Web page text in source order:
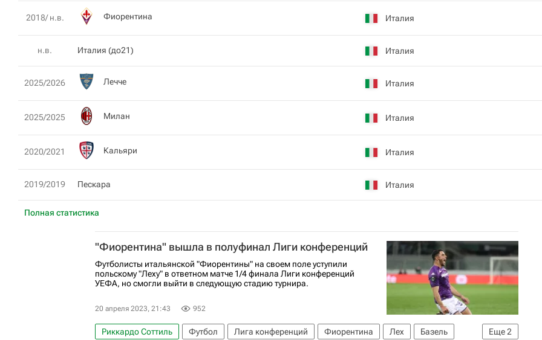
Полная статистика
2018/ н.в. Фиорентина Италия
н.в. Италия (до21) Италия
2025/2026 Лечче Италия
2025/2025 Милан Италия
2020/2021 Кальяри Италия
2019/2019 Пескара Италия
"Фиорентина" вышла в полуфинал Лиги конференций
Футболисты итальянской "Фиорентины" на своем поле уступили
польскому "Леху" в ответном матче 1/4 финала Лиги конференций
УЕФА, но смогли выйти в следующую стадию турнира.
20 апреля 2023, 21:43 952
Еще2
Риккардо Соттиль Футбол Лига конференций Фиорентина Лех
Базель